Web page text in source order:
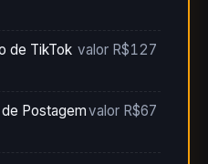
de TikTok valor R$127
Postagemvalor R$67